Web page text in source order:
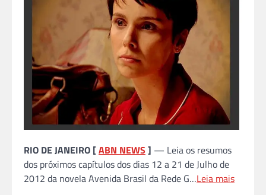
RIO DE JANEIRO [ABN NEWS ] — Leia os resumos
dos próximos capítulos dos dias 12 a 21 de Julho de
2012 da novela Avenida Brasil da Rede G…Leia mais